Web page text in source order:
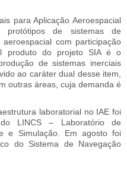
para Aplicação Aeroespacial
protótipos de sistemas de
com participação
produto do projeto SIA é o
de sistemas inerciais
ao caráter dual desse item,
outras áreas, cuja demanda é
laboratorial no IAE foi
LINCS – Laboratório de
e Simulação. Em agosto foi
do Sistema de Navegação